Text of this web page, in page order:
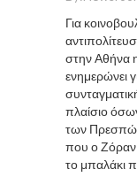
Για
στην Αθήνα
ενημερώνει
πλαίσιο
των
που ο Ζόραν
το μπαλάκι